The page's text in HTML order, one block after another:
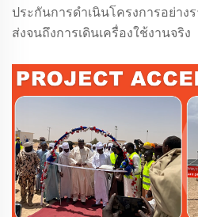
ประกันการดำเนินโครงการอย่า
ส่งจนถึงการเดินเครื่องใช้งานจริง